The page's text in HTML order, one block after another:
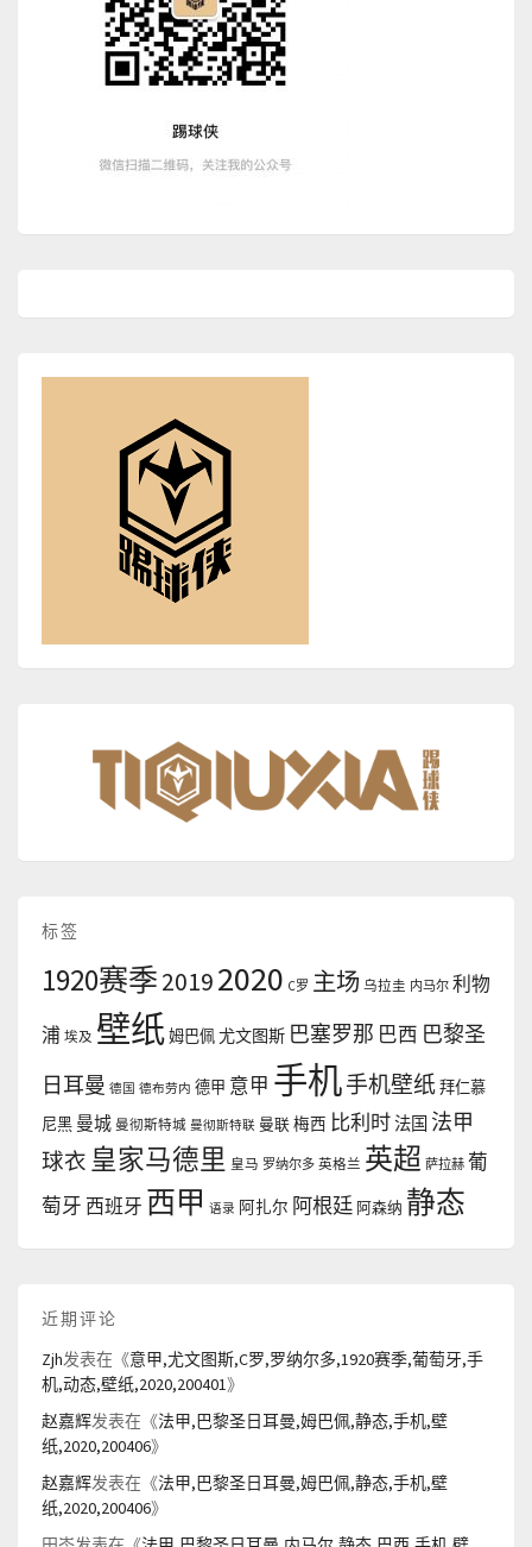
标签
1920赛季20192020 C罗 主场 乌拉圭 内马尔 利物
浦 埃及 壁纸姆巴佩尤文图斯 巴塞罗那 巴西 巴黎圣
日耳曼 德国 德布劳内 德甲 意甲 手机手机壁纸拜仁慕
尼黑 曼城 曼彻斯特城 曼彻斯特联 曼联梅西 比利时法国 法甲
球衣 皇家马德里 皇马 罗纳尔多 英格兰 英超 萨拉赫 葡
萄牙 西班牙 西甲 语录 阿扎尔 阿根廷 阿森纳 静态
近期评论
Zjh发表在《意甲,尤文图斯,C罗,罗纳尔多,1920赛季,葡萄牙,手
机,动态,壁纸,2020,200401》
赵嘉辉发表在《法甲,巴黎圣日耳曼,姆巴佩,静态,手机,壁
纸,2020,200406》
赵嘉辉发表在《法甲,巴黎圣日耳曼,姆巴佩,静态,手机,壁
纸,2020,200406》